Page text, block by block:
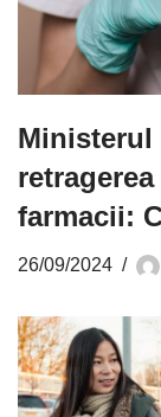
Ministerul
farmacii:
26/09/2024